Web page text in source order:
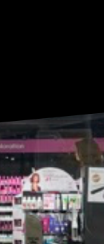
SERVICES
CONTACT